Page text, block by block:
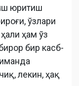
юритиш
ўзлари
ҳам ўз
бир касб-
лекин, ҳақ